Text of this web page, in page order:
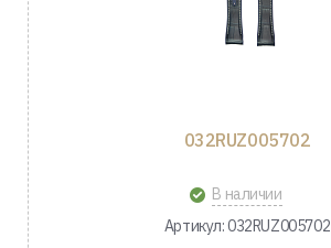
032RUZ005702
В наличии
Артикул: 032RUZ005702